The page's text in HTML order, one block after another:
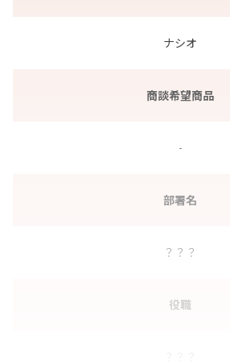
ナシオ
商談希望商品
-
部署名
？？？
役職